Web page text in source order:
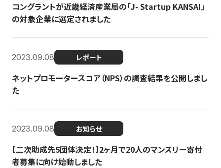
コングラントが近畿経済産業局の「J- Startup KANSAI」
の対象企業に選定されました
2023.09.08 レポート
ネットプロモータースコア（NPS）の調査結果を公開しまし
た
2023.09.08 お知らせ
【二次助成先5団体決定！】2ヶ月で20人のマンスリー寄付
者募集に向け始動しました